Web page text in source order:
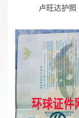
卢旺达护照